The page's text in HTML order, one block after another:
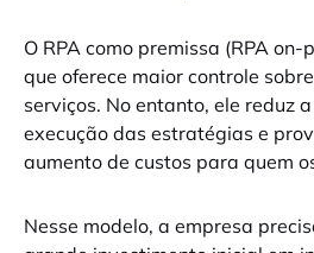
O RPA como premissa (RPA on-
que oferece maior controle
serviços. No entanto, ele reduz
execução das estratégias e
aumento de custos para quem
Nesse modelo, a empresa